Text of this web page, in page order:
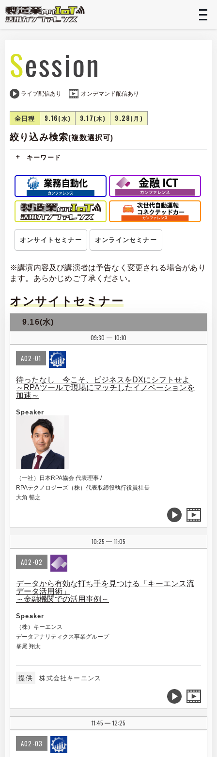
Session
全日程 9.16(水) 9.17(木) 9.28(月)
ライブ配信あり オンデマンド配信あり
絞り込み検索(複数選択可)
キーワード
オンサイトセミナー オンラインセミナー
※講演内容及び講演者は予告なく変更される場合があり
ます。あらかじめご了承ください。
オンサイトセミナー
9.16(水)
09:30
| 10:10
A02-01
待ったなし 今こそ、ビジネスをDXにシフトせよ
～RPAツールで現場にマッチしたイノベーションを
加速～
Speaker
（一社）日本RPA協会 代表理事 /
RPAテクノロジーズ（株）代表取締役執行役員社長
大角 暢之
10:25 | 11:05
A02-02
データから有効な打ち手を見つける「キーエンス流
データ活用術」
～金融機関での活用事例～
Speaker
（株）キーエンス
データアナリティクス事業グループ
峯尾 翔太
提供 株式会社キーエンス
11:45 | 12:25
A02-03